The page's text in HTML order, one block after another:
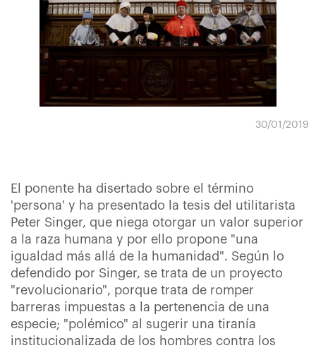
30/01/2019
El ponente ha disertado sobre el término
'persona' y ha presentado la tesis del utilitarista
Peter Singer, que niega otorgar un valor superior
a la raza humana y por ello propone "una
igualdad más allá de la humanidad". Según lo
defendido por Singer, se trata de un proyecto
"revolucionario", porque trata de romper
barreras impuestas a la pertenencia de una
especie; "polémico" al sugerir una tiranía
institucionalizada de los hombres contra los